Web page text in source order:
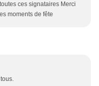
ces signataires Merci
moments de fête